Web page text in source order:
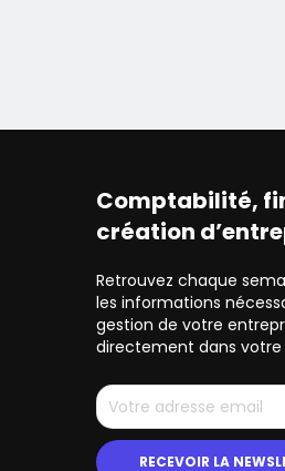
Comptabilité,
création
Retrouvez chaque
les informations
gestion de votre
directement dans